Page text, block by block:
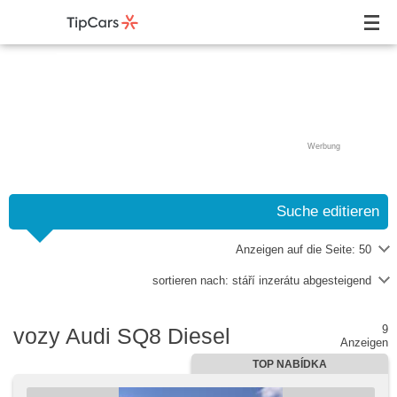
Werbung
Suche editieren
Anzeigen auf die Seite: 50
sortieren nach: stáří inzerátu abgesteigend
vozy Audi SQ8 Diesel
9
Anzeigen
TOP NABÍDKA